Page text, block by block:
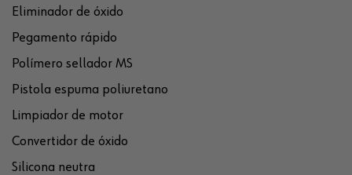
Eliminador de óxido
Pegamento rápido
Polímero sellador MS
Pistola espuma poliuretano
Limpiador de motor
Convertidor de óxido
Silicona neutra